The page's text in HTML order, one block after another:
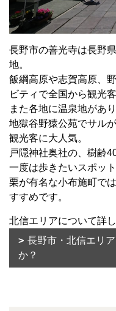
長野市の善光寺は長野
地。
飯綱高原や志賀高原、
ビティで全国から観光
また各地に温泉地があ
地獄谷野猿公苑でサル
観光客に大人気。
戸隠神社奥社の、樹齢
一度は歩きたいスポット
栗が有名な小布施町で
すすめです。
北信エリアについて詳
長野市・北信エリ
か？